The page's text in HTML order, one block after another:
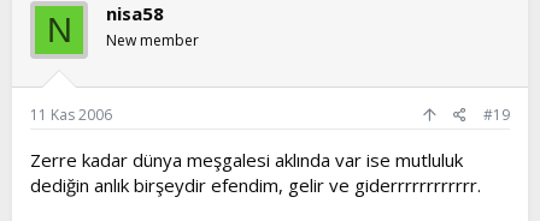
N nisa58
New member
11 Kas 2006 #19
Zerre kadar dünya meşgalesi aklında var ise mutluluk
dediğin anlık birşeydir efendim, gelir ve giderrrrrrrrrrrr.